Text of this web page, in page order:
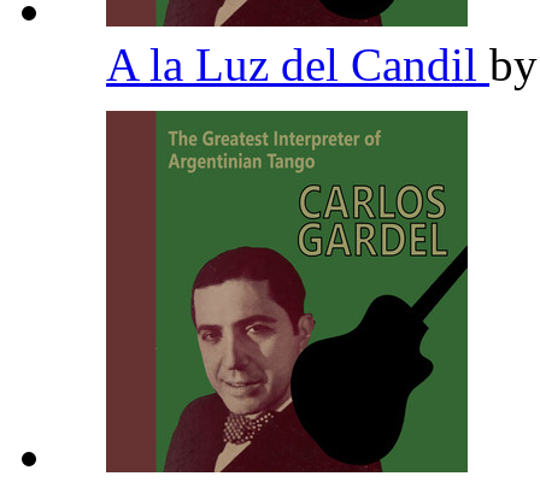
A la Luz del Candil